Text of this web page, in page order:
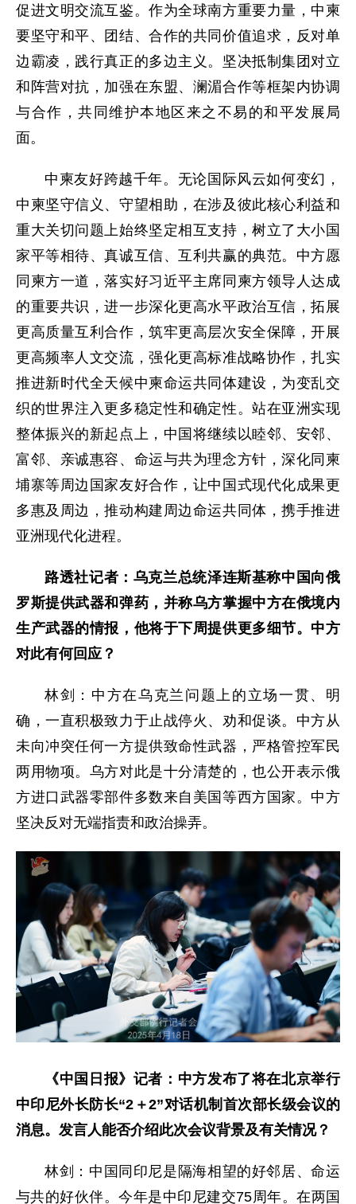
促进文明交流互鉴。作为全球南方重要力量，中柬
要坚守和平、团结、合作的共同价值追求，反对单
边霸凌，践行真正的多边主义。坚决抵制集团对立
和阵营对抗，加强在东盟、澜湄合作等框架内协调
与合作，共同维护本地区来之不易的和平发展局
面。
中柬友好跨越千年。无论国际风云如何变幻，
中柬坚守信义、守望相助，在涉及彼此核心利益和
重大关切问题上始终坚定相互支持，树立了大小国
家平等相待、真诚互信、互利共赢的典范。中方愿
同柬方一道，落实好习近平主席同柬方领导人达成
的重要共识，进一步深化更高水平政治互信，拓展
更高质量互利合作，筑牢更高层次安全保障，开展
更高频率人文交流，强化更高标准战略协作，扎实
推进新时代全天候中柬命运共同体建设，为变乱交
织的世界注入更多稳定性和确定性。站在亚洲实现
整体振兴的新起点上，中国将继续以睦邻、安邻、
富邻、亲诚惠容、命运与共为理念方针，深化同柬
埔寨等周边国家友好合作，让中国式现代化成果更
多惠及周边，推动构建周边命运共同体，携手推进
亚洲现代化进程。
路透社记者：乌克兰总统泽连斯基称中国向俄
罗斯提供武器和弹药，并称乌方掌握中方在俄境内
生产武器的情报，他将于下周提供更多细节。中方
对此有何回应？
林剑：中方在乌克兰问题上的立场一贯、明
确，一直积极致力于止战停火、劝和促谈。中方从
未向冲突任何一方提供致命性武器，严格管控军民
两用物项。乌方对此是十分清楚的，也公开表示俄
方进口武器零部件多数来自美国等西方国家。中方
坚决反对无端指责和政治操弄。
《中国日报》记者：中方发布了将在北京举行
中印尼外长防长“2＋2”对话机制首次部长级会议的
消息。发言人能否介绍此次会议背景及有关情况？
林剑：中国同印尼是隔海相望的好邻居、命运
与共的好伙伴。今年是中印尼建交75周年。在两国